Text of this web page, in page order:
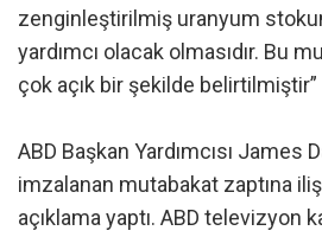
zenginleştirilmiş uranyum
yardımcı olacak olmasıdır. Bu
çok açık bir şekilde belirtilmiştir”
ABD Başkan Yardımcısı James
imzalanan mutabakat zaptına
açıklama yaptı. ABD televizyon